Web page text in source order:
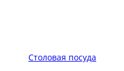
Столовая посуда